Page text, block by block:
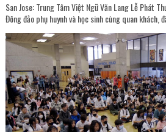
San Jose: Trung Tâm Việt Ngữ Văn Lang Lễ Phát
Đông đảo phụ huynh và học sinh cùng quan khách,